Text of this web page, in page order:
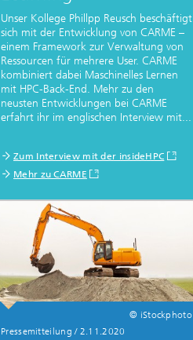
Unser Kollege Phillpp Reusch beschäftigt
sich mit der Entwicklung von CARME –
einem Framework zur Verwaltung von
Ressourcen für mehrere User. CARME
kombiniert dabei Maschinelles Lernen
mit HPC-Back-End. Mehr zu den
neusten Entwicklungen bei CARME
erfahrt ihr im englischen Interview mit...
Zum Interview mit der insideHPC
Mehr zu CARME
© iStockphoto
Pressemitteilung / 2.11.2020